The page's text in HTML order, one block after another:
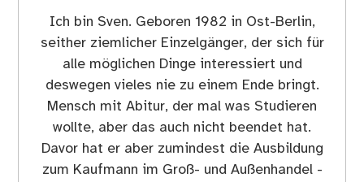
Ich bin Sven. Geboren 1982 in Ost-Berlin,
seither ziemlicher Einzelgänger, der sich für
alle möglichen Dinge interessiert und
deswegen vieles nie zu einem Ende bringt.
Mensch mit Abitur, der mal was Studieren
wollte, aber das auch nicht beendet hat.
Davor hat er aber zumindest die Ausbildung
zum Kaufmann im Groß- und Außenhandel -